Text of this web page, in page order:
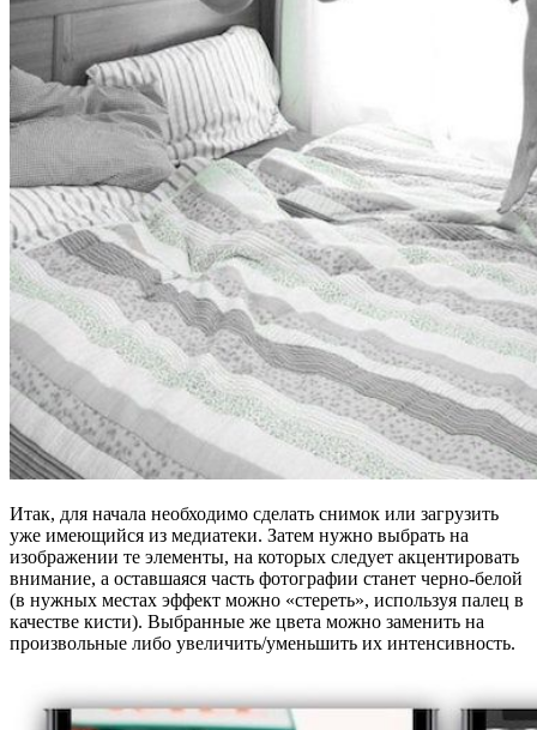
Итак, для начала необходимо сделать снимок или загрузить
уже имеющийся из медиатеки. Затем нужно выбрать на
изображении те элементы, на которых следует акцентировать
внимание, а оставшаяся часть фотографии станет черно-белой
(в нужных местах эффект можно «стереть», используя палец в
качестве кисти). Выбранные же цвета можно заменить на
произвольные либо увеличить/уменьшить их интенсивность.